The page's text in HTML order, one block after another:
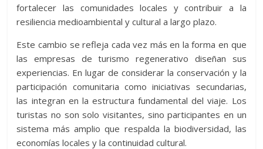
fortalecer las comunidades locales y contribuir a la
resiliencia medioambiental y cultural a largo plazo.
Este cambio se refleja cada vez más en la forma en que
las empresas de turismo regenerativo diseñan sus
experiencias. En lugar de considerar la conservación y la
participación comunitaria como iniciativas secundarias,
las integran en la estructura fundamental del viaje. Los
turistas no son solo visitantes, sino participantes en un
sistema más amplio que respalda la biodiversidad, las
economías locales y la continuidad cultural.